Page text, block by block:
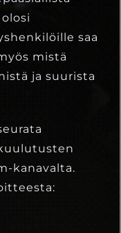
saa
mistä
ja suurista
kanavalta.